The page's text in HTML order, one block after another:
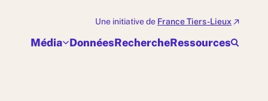
Média DonnéesRechercheRessources
Une initiative de France Tiers-Lieux